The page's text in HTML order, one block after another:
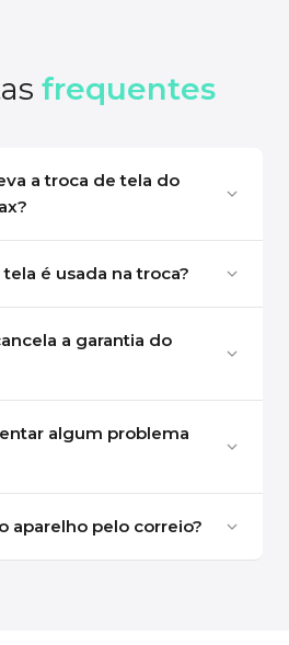
frequentes
a troca de tela do
é usada na troca?
a garantia do
algum problema
aparelho pelo correio?